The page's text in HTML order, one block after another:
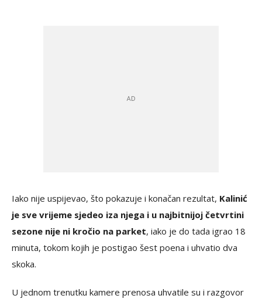
Iako nije uspijevao, što pokazuje i konačan rezultat, Kalinić
je sve vrijeme sjedeo iza njega i u najbitnijoj četvrtini
sezone nije ni kročio na parket, iako je do tada igrao 18
minuta, tokom kojih je postigao šest poena i uhvatio dva
skoka.
U jednom trenutku kamere prenosa uhvatile su i razgovor